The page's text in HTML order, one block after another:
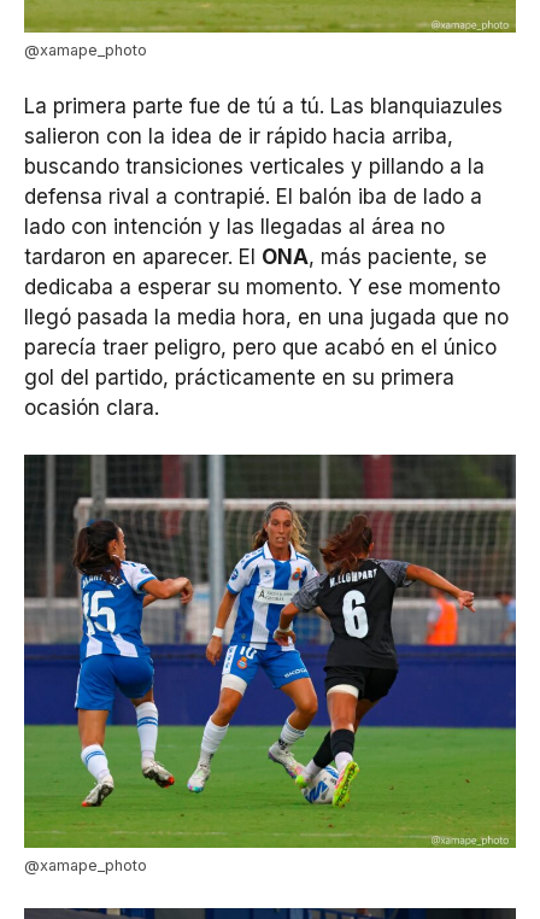
@xamape_photo
La primera parte fue de tú a tú. Las blanquiazules
salieron con la idea de ir rápido hacia arriba,
buscando transiciones verticales y pillando a la
defensa rival a contrapié. El balón iba de lado a
lado con intención y las llegadas al área no
tardaron en aparecer. El ONA, más paciente, se
dedicaba a esperar su momento. Y ese momento
llegó pasada la media hora, en una jugada que no
parecía traer peligro, pero que acabó en el único
gol del partido, prácticamente en su primera
ocasión clara.
@xamape_photo